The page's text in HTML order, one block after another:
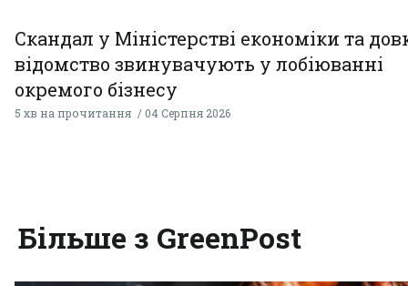
Скандал у Міністерстві економіки та
відомство звинувачують у лобіюванні
окремого бізнесу
5 хв на прочитання 04 Серпня 2026
Більше з GreenPost